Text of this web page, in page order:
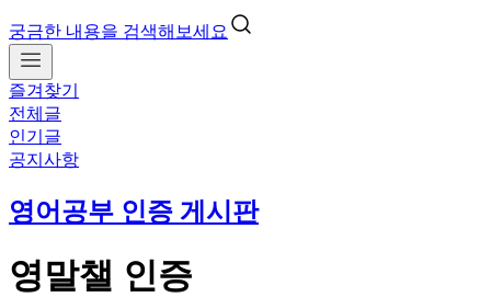
궁금한 내용을 검색해보세요
즐겨찾기
전체글
인기글
공지사항
영어공부 인증 게시판
영말챌 인증